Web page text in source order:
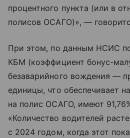
процентного пункта (или в
полисов ОСАГО)», —
При этом, по данным НСИС
КБМ (коэффициент бонус-
безаварийного вождения —
единицы, что обеспечивает
на полис ОСАГО, имеют
«Количество водителей
с 2024 годом, когда этот